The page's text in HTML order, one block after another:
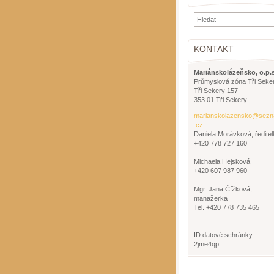
KONTAKT
Mariánskolázeňsko,
Průmyslová zóna Tři
Tři Sekery 157
353 01 Tři Sekery
marianskolazensk
.cz
Daniela Morávková,
+420 778 727 160
Michaela Hejsková
+420 607 987 960
Mgr. Jana Čížková,
manažerka
Tel. +420 778 735 465
ID datové schránky:
2jme4qp